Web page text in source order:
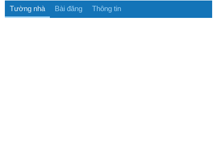
Tường nhà Bài đăng Thông tin